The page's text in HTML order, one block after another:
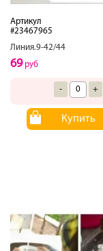
Артикул
#23467965
Линия.9-42/44
69руб
- +
Купить